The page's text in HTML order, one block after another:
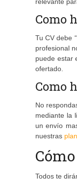
relevante
Como
Tu CV debe
profesional
puede estar
ofertado.
Como
No
mediante la
un envío
nuestras
Todos te